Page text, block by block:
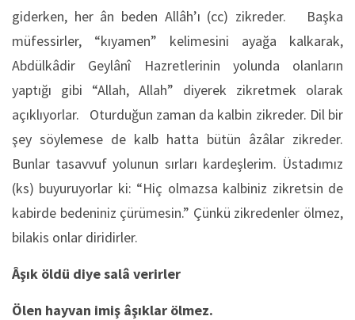
giderken, her ân beden Allâh’ı (cc) zikreder. Başka
müfessirler, “kıyamen” kelimesini ayağa kalkarak,
Abdülkâdir Geylânî Hazretlerinin yolunda olanların
yaptığı gibi “Allah, Allah” diyerek zikretmek olarak
açıklıyorlar. Oturduğun zaman da kalbin zikreder. Dil bir
şey söylemese de kalb hatta bütün âzâlar zikreder.
Bunlar tasavvuf yolunun sırları kardeşlerim. Üstadımız
(ks) buyuruyorlar ki: “Hiç olmazsa kalbiniz zikretsin de
kabirde bedeniniz çürümesin.” Çünkü zikredenler ölmez,
bilakis onlar diridirler.
Âşık öldü diye salâ verirler
Ölen hayvan imiş âşıklar ölmez.